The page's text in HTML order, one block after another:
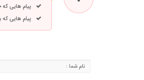
پیام هایی
پیام هایی که